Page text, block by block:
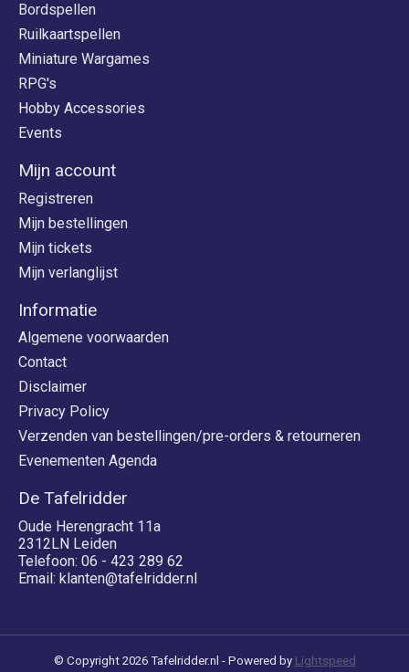
Bordspellen
Ruilkaartspellen
Miniature Wargames
RPG's
Hobby Accessories
Events
Mijn account
Registreren
Mijn bestellingen
Mijn tickets
Mijn verlanglijst
Informatie
Algemene voorwaarden
Contact
Disclaimer
Privacy Policy
Verzenden van bestellingen/pre-orders & retourneren
Evenementen Agenda
De Tafelridder
Oude Herengracht 11a
2312LN Leiden
Telefoon: 06 - 423 289 62
Email: klanten@tafelridder.nl
© Copyright 2026 Tafelridder.nl - Powered by Lightspeed